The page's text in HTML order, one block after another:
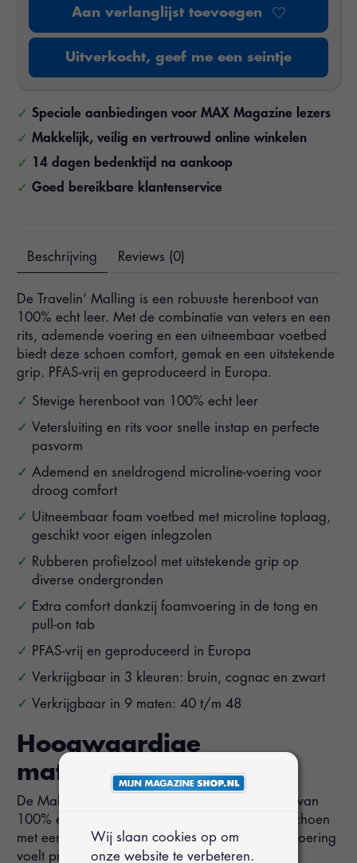
Aan verlanglijst toevoegen
Uitverkocht, geef me een seintje
Speciale aanbiedingen voor MAX Magazine lezers
Makkelijk, veilig en vertrouwd online winkelen
14 dagen bedenktijd na aankoop
Goed bereikbare klantenservice
Beschrijving Reviews (0)
De Travelin’ Malling is een robuuste herenboot van
100% echt leer. Met de combinatie van veters en een
rits, ademende voering en een uitneembaar voetbed
biedt deze schoen comfort, gemak en een uitstekende
grip. PFAS-vrij en geproduceerd in Europa.
Stevige herenboot van 100% echt leer
Vetersluiting en rits voor snelle instap en perfecte
pasvorm
Ademend en sneldrogend microline-voering voor
droog comfort
Uitneembaar foam voetbed met microline toplaag,
geschikt voor eigen inlegzolen
Rubberen profielzool met uitstekende grip op
diverse ondergronden
Extra comfort dankzij foamvoering in de tong en
pull-on tab
PFAS-vrij en geproduceerd in Europa
Verkrijgbaar in 3 kleuren: bruin, cognac en zwart
Verkrijgbaar in 9 maten: 40 t/m 48
Hoogwaardige
materialen
De Malling herenboot van Travelin’ is gemaakt van
100% echt leer. Dit zorgt voor een duurzame schoen
met een stoere uitstraling. De zachte microline-voering
voelt prettig aan, is ademend en sneldrogend,
Wij slaan cookies op om
onze website te verbeteren.